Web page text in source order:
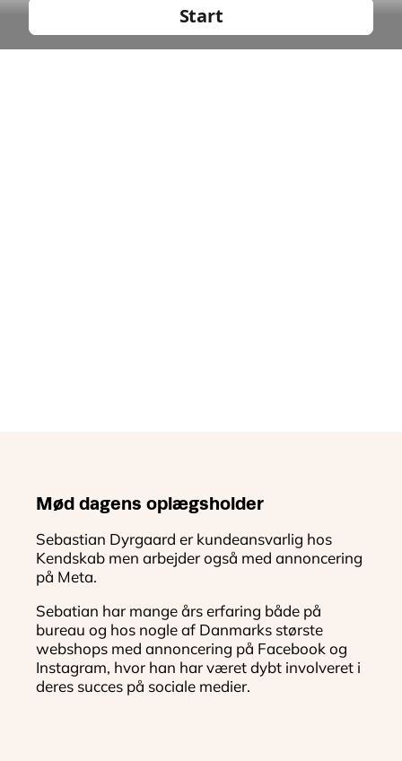
Mød dagens oplægsholder
Sebastian Dyrgaard er kundeansvarlig hos
Kendskab men arbejder også med annoncering
på Meta.
Sebatian har mange års erfaring både på
bureau og hos nogle af Danmarks største
webshops med annoncering på Facebook og
Instagram, hvor han har været dybt involveret i
deres succes på sociale medier.